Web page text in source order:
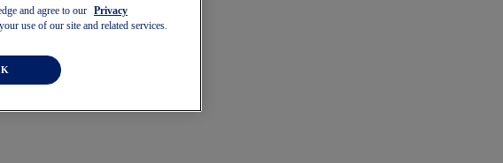
and agree to our
Privacy
use of our site and related services.